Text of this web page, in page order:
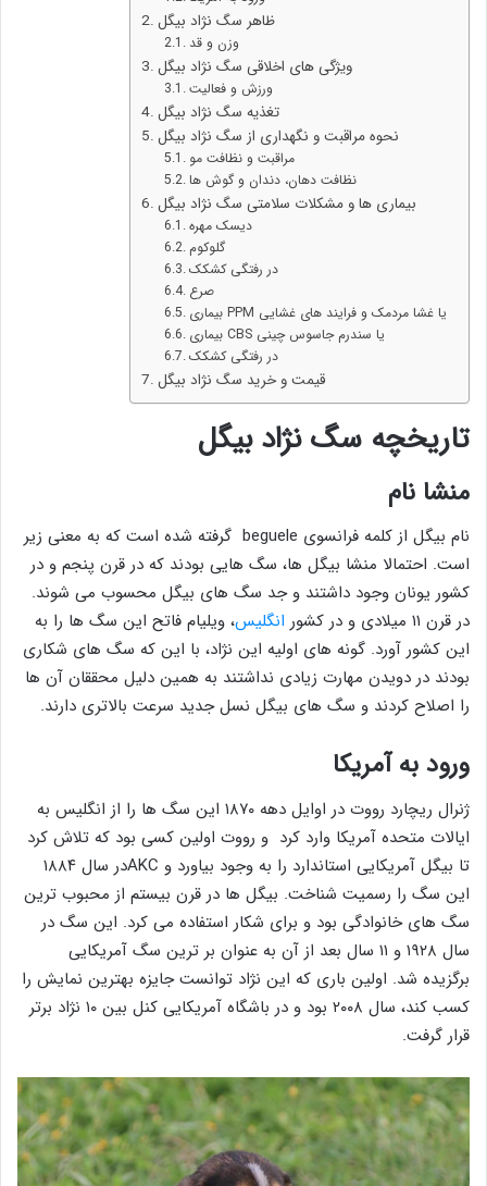
ظاهر سگ نژاد بیگل
وزن و قد
ویژگی های اخلاقی سگ نژاد بیگل
ورزش و فعالیت
تغذیه سگ نژاد بیگل
نحوه مراقبت و نگهداری از سگ نژاد بیگل
مراقبت و نظافت مو
نظافت دهان، دندان و گوش ها
بیماری ها و مشکلات سلامتی سگ نژاد بیگل
دیسک مهره
گلوکوم
در رفتگی کشکک
صرع
بیماری PPM یا غشا مردمک و فرایند های غشایی
بیماری CBS یا سندرم جاسوس چینی
در رفتگی کشکک
قیمت و خرید سگ نژاد بیگل
تاریخچه سگ نژاد بیگل
منشا نام
نام بیگل از کلمه فرانسوی beguele گرفته شده است که به معنی زیر
است. احتمالا منشا بیگل ها، سگ هایی بودند که در قرن پنجم و در
کشور یونان وجود داشتند و جد سگ های بیگل محسوب می شوند.
در قرن ۱۱ میلادی و در کشور
انگلیس، ویلیام فاتح این سگ ها را به
این کشور آورد. گونه های اولیه این نژاد، با این که سگ های شکاری
بودند در دویدن مهارت زیادی نداشتند به همین دلیل محققان آن ها
را اصلاح کردند و سگ های بیگل نسل جدید سرعت بالاتری دارند.
ورود به آمریکا
ژنرال ریچارد رووت در اوایل دهه ۱۸۷۰ این سگ ها را از انگلیس به
ایالات متحده آمریکا وارد کرد و رووت اولین کسی بود که تلاش کرد
تا بیگل آمریکایی استاندارد را به وجود بیاورد و AKCدر سال ۱۸۸۴
این سگ را رسمیت شناخت. بیگل ها در قرن بیستم از محبوب ترین
سگ های خانوادگی بود و برای شکار استفاده می کرد. این سگ در
سال ۱۹۲۸ و ۱۱ سال بعد از آن به عنوان بر ترین سگ آمریکایی
برگزیده شد. اولین باری که این نژاد توانست جایزه بهترین نمایش را
کسب کند، سال ۲۰۰۸ بود و در باشگاه آمریکایی کنل بین ۱۰ نژاد برتر
قرار گرفت.